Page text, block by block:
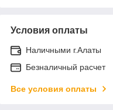
Условия оплаты
Наличными г.Алаты
Безналичный расчет
Все условия оплаты